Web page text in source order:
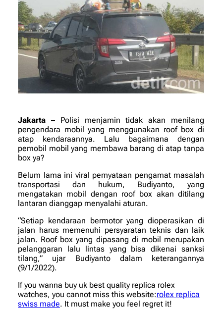
Jakarta –Polisi menjamin tidak akan menilang
pengendara mobil yang menggunakan roof box di
atap kendaraannya. Lalu bagaimana dengan
pemobil mobil yang membawa barang di atap tanpa
box ya?
Belum lama ini viral pernyataan pengamat masalah
transportasi dan hukum, Budiyanto, yang
mengatakan mobil dengan roof box akan ditilang
lantaran dianggap menyalahi aturan.
“Setiap kendaraan bermotor yang dioperasikan di
jalan harus memenuhi persyaratan teknis dan laik
jalan. Roof box yang dipasang di mobil merupakan
pelanggaran lalu lintas yang bisa dikenai sanksi
tilang,” ujar Budiyanto dalam keterangannya
(9/1/2022).
If you wanna buy uk best quality replica rolex
watches, you cannot miss this website:rolex replica
swiss made. It must make you feel regret it!